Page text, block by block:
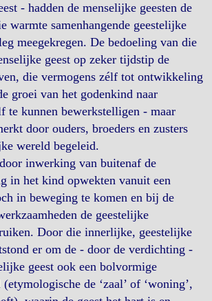
- hadden de menselijke geesten de
warmte samenhangende geestelijke
meegekregen. De bedoeling van die
geest op zeker tijdstip de
die vermogens zélf tot ontwikkeling
groei van het godenkind naar
te kunnen bewerkstelligen - maar
door ouders, broeders en zusters
wereld begeleid.
inwerking van buitenaf de
in het kind opwekten vanuit een
in beweging te komen en bij de
de geestelijke
Door die innerlijke, geestelijke
er om de - door de verdichting -
geest ook een bolvormige
de ‘zaal’ of ‘woning’,